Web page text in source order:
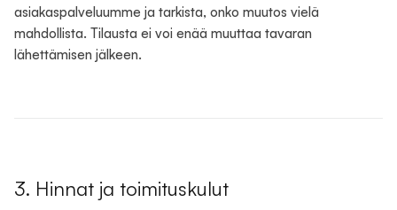
asiakaspalveluumme ja tarkista, onko muutos vielä
mahdollista. Tilausta ei voi enää muuttaa tavaran
lähettämisen jälkeen.
3. Hinnat ja toimituskulut